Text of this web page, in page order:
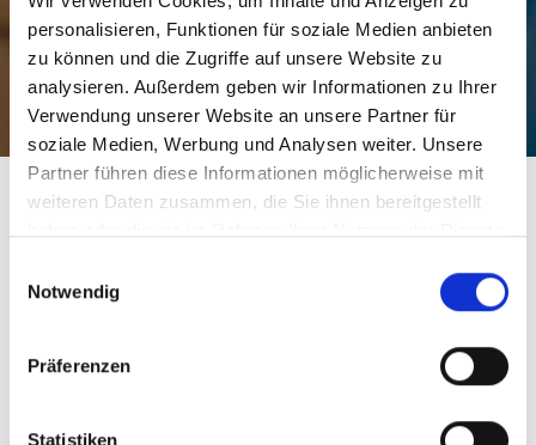
personalisieren, Funktionen für soziale Medien anbieten
zu können und die Zugriffe auf unsere Website zu
analysieren. Außerdem geben wir Informationen zu Ihrer
Verwendung unserer Website an unsere Partner für
soziale Medien, Werbung und Analysen weiter. Unsere
Partner führen diese Informationen möglicherweise mit
weiteren Daten zusammen, die Sie ihnen bereitgestellt
Notwendig
Präferenzen
Statistiken
Mehr erfahren
Weitere interessante Links